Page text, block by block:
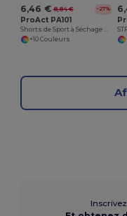
6,46 € 8,84 € -27%
ProAct PA101
+10 Couleurs